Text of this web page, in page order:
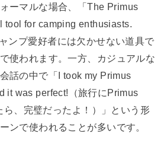
ーマルな場合、「The Primus
tool for camping enthusiasts.
ンプ愛好者には欠かせない道具で
使われます。一方、カジュアルな
話の中で「I took my Primus
it was perfect!（旅行にPrimus
、完璧だったよ！）」という形
ンで使われることが多いです。